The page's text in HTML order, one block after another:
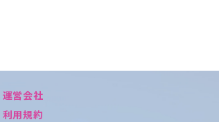
運営会社
利用規約